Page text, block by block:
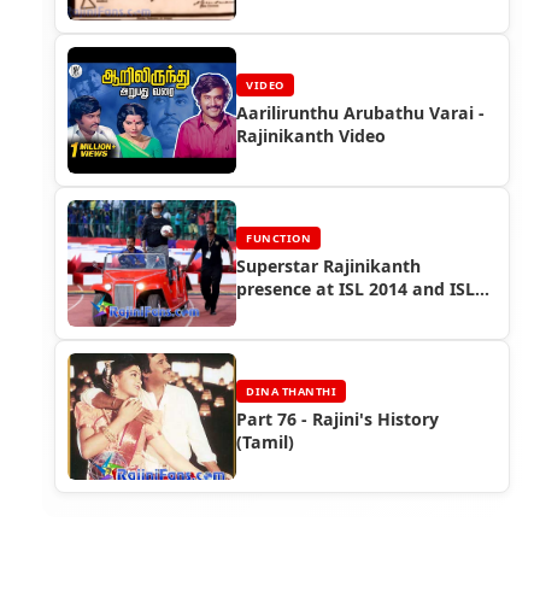
VIDEO
Aarilirunthu Arubathu Varai -
Rajinikanth Video
FUNCTION
Superstar Rajinikanth
presence at ISL 2014 and ISL
DINA THANTHI
Part 76 - Rajini's History
(Tamil)